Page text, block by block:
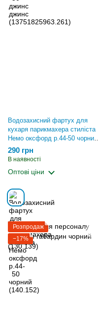
Водозахисний фартух для
кухаря парикмахера стиліста
Немо оксфорд р.44-50 чорний
(140.152)
290 грн
В наявності
Оптові ціни
Розпродаж
−17%